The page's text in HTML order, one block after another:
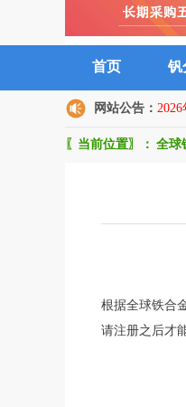
首页 钒
网站公告：
〖当前位置〗： 全球
根据全球铁合
请注册之后才